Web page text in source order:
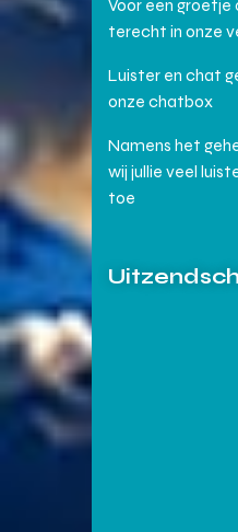
Voor een
terecht in onze
Luister en chat
onze chatbox
Namens het
wij jullie veel
toe